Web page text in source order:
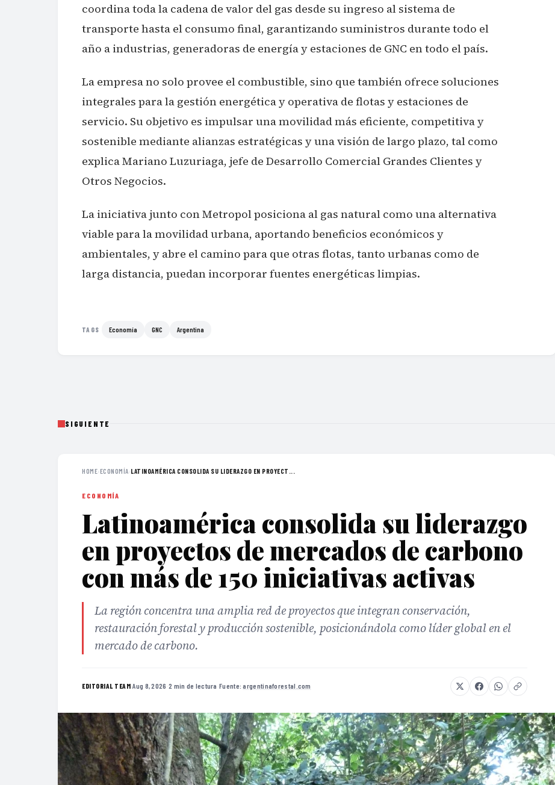
coordina toda la cadena de valor del gas desde su ingreso al sistema de
transporte hasta el consumo final, garantizando suministros durante todo el
año a industrias, generadoras de energía y estaciones de GNC en todo el país.
La empresa no solo provee el combustible, sino que también ofrece soluciones
integrales para la gestión energética y operativa de flotas y estaciones de
servicio. Su objetivo es impulsar una movilidad más eficiente, competitiva y
sostenible mediante alianzas estratégicas y una visión de largo plazo, tal como
explica Mariano Luzuriaga, jefe de Desarrollo Comercial Grandes Clientes y
Otros Negocios.
La iniciativa junto con Metropol posiciona al gas natural como una alternativa
viable para la movilidad urbana, aportando beneficios económicos y
ambientales, y abre el camino para que otras flotas, tanto urbanas como de
larga distancia, puedan incorporar fuentes energéticas limpias.
TAGS Economía GNC Argentina
SIGUIENTE
HOME›ECONOMÍA›LATINOAMÉRICA CONSOLIDA SU LIDERAZGO EN PROYECT...
ECONOMÍA
Latinoamérica consolida su liderazgo
en proyectos de mercados de carbono
con más de 150 iniciativas activas
La región concentra una amplia red de proyectos que integran conservación,
restauración forestal y producción sostenible, posicionándola como líder global en el
mercado de carbono.
EDITORIAL TEAM·Aug 8, 2026 ·2 min de lectura ·Fuente:argentinaforestal.com